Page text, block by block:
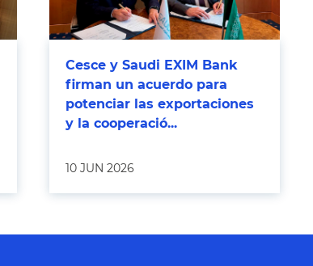
Cesce y Saudi EXIM Bank
firman un acuerdo para
potenciar las exportaciones
y la cooperació...
10 JUN 2026